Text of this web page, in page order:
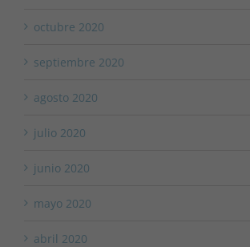
octubre 2020
septiembre 2020
agosto 2020
julio 2020
junio 2020
mayo 2020
abril 2020